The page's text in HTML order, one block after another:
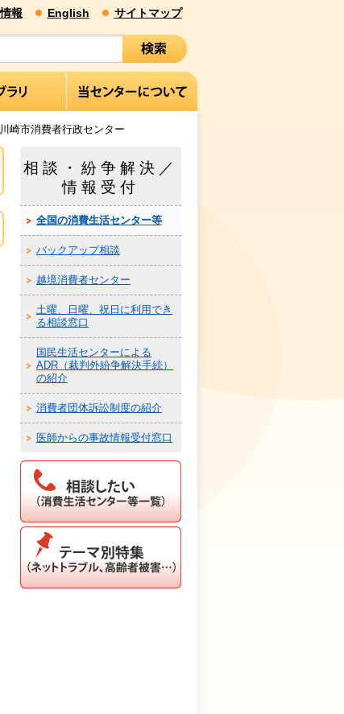
報 English サイトマップ
崎市消費者行政センター
相談・紛争解決／
情報受付
全国の消費生活センター等
バックアップ相談
越境消費者センター
土曜、日曜、祝日に利用でき
る相談窓口
国民生活センターによる
ADR（裁判外紛争解決手続）
の紹介
消費者団体訴訟制度の紹介
医師からの事故情報受付窓口